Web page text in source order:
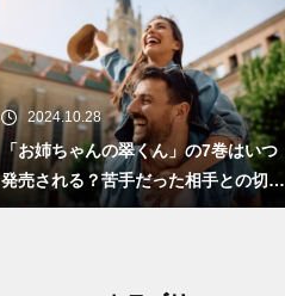
2024.10.28
「お姉ちゃんの翠くん」の7巻はいつ
発売される？苦手だった相手との切な
い初恋